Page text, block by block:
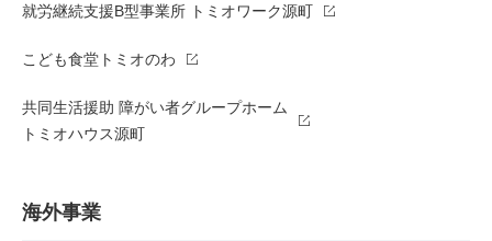
就労継続支援B型事業所 トミオワーク源町
こども食堂トミオのわ
共同生活援助 障がい者グループホーム
トミオハウス源町
海外事業